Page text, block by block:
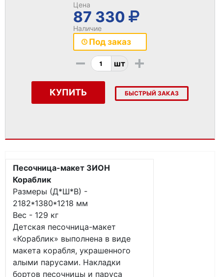
Цена
87 330
Наличие
Под заказ
- шт +
КУПИТЬ БЫСТРЫЙ ЗАКАЗ
Песочница-макет ЗИОН
Кораблик
Размеры (Д*Ш*В) -
2182*1380*1218 мм
Вес - 129 кг
Детская песочница-макет
«Кораблик» выполнена в виде
макета корабля, украшенного
алыми парусами. Накладки
бортов песочницы и паруса